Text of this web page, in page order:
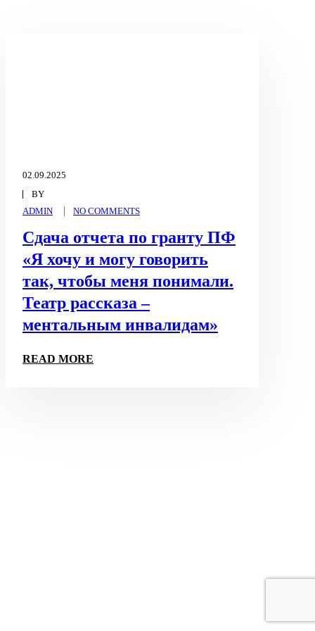
02.09.2025
BY
ADMIN
NO COMMENTS
Сдача отчета по гранту ПФ
«Я хочу и могу говорить
так, чтобы меня понимали.
Театр рассказа –
ментальным инвалидам»
READ MORE